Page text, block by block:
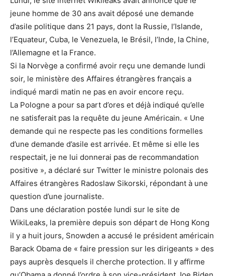
jeune homme de 30 ans avait déposé une demande
d’asile politique dans 21 pays, dont la Russie, l’Islande,
l’Equateur, Cuba, le Venezuela, le Brésil, l’Inde, la Chine,
l’Allemagne et la France.
Si la Norvège a confirmé avoir reçu une demande lundi
soir, le ministère des Affaires étrangères français a
indiqué mardi matin ne pas en avoir encore reçu.
La Pologne a pour sa part d’ores et déjà indiqué qu’elle
ne satisferait pas la requête du jeune Américain. « Une
demande qui ne respecte pas les conditions formelles
d’une demande d’asile est arrivée. Et même si elle les
respectait, je ne lui donnerai pas de recommandation
positive », a déclaré sur Twitter le ministre polonais des
Affaires étrangères Radoslaw Sikorski, répondant à une
question d’une journaliste.
Dans une déclaration postée lundi sur le site de
WikiLeaks, la première depuis son départ de Hong Kong
il y a huit jours, Snowden a accusé le président américain
Barack Obama de « faire pression sur les dirigeants » des
pays auprès desquels il cherche protection. Il y affirme